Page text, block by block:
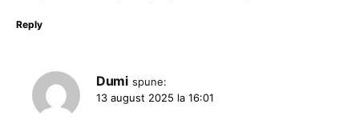
Reply
Dumi spune:
13 august 2025 la 16:01